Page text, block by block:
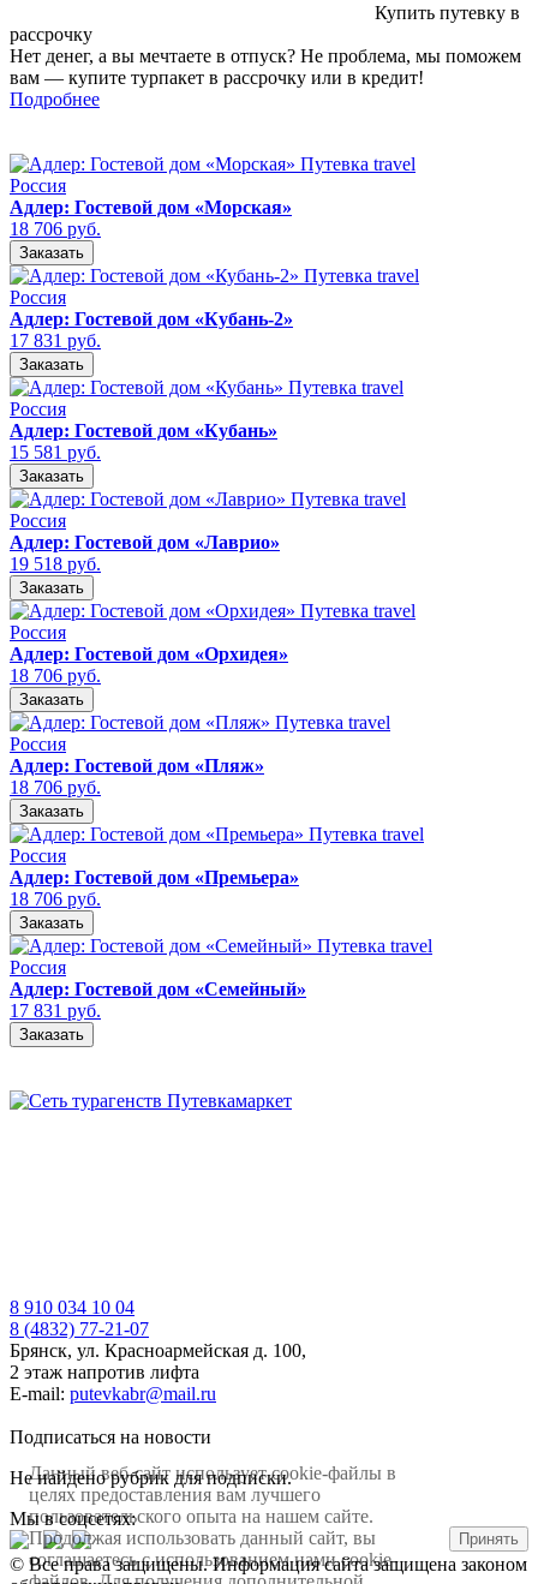
Купить путевку в
рассрочку
Нет денег, а вы мечтаете в отпуск? Не проблема, мы поможем
вам — купите турпакет в рассрочку или в кредит!
Подробнее
Россия
Адлер: Гостевой дом «Морская»
18 706 руб.
Заказать
Россия
Адлер: Гостевой дом «Кубань-2»
17 831 руб.
Заказать
Россия
Адлер: Гостевой дом «Кубань»
15 581 руб.
Заказать
Россия
Адлер: Гостевой дом «Лаврио»
19 518 руб.
Заказать
Россия
Адлер: Гостевой дом «Орхидея»
18 706 руб.
Заказать
Россия
Адлер: Гостевой дом «Пляж»
18 706 руб.
Заказать
Россия
Адлер: Гостевой дом «Премьера»
18 706 руб.
Заказать
Россия
Адлер: Гостевой дом «Семейный»
17 831 руб.
Заказать
8 910 034 10 04
8 (4832) 77-21-07
Брянск, ул. Красноармейская д. 100,
2 этаж напротив лифта
E-mail: putevkabr@mail.ru
Подписаться на новости
Не найдено рубрик для подписки.
Мы в соцсетях:
© Все права защищены. Информация сайта защищена законом
Данный веб-сайт использует cookie-файлы в
целях предоставления вам лучшего
пользовательского опыта на нашем сайте.
Продолжая использовать данный сайт, вы
соглашаетесь с использованием нами cookie-
Принять